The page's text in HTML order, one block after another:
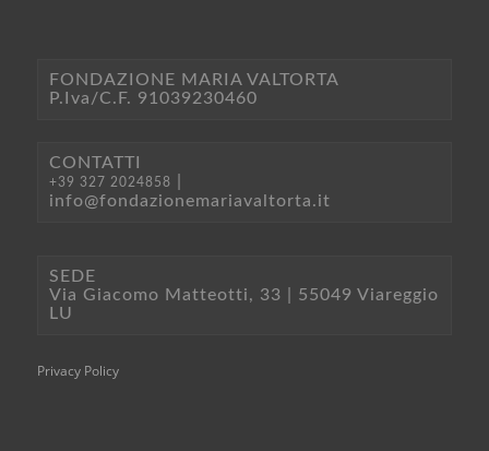
FONDAZIONE MARIA VALTORTA
P.Iva/C.F. 91039230460
CONTATTI
+39 327 2024858
info@fondazionemariavaltorta.it
SEDE
Via Giacomo Matteotti, 33 | 55049 Viareggio
LU
Privacy Policy